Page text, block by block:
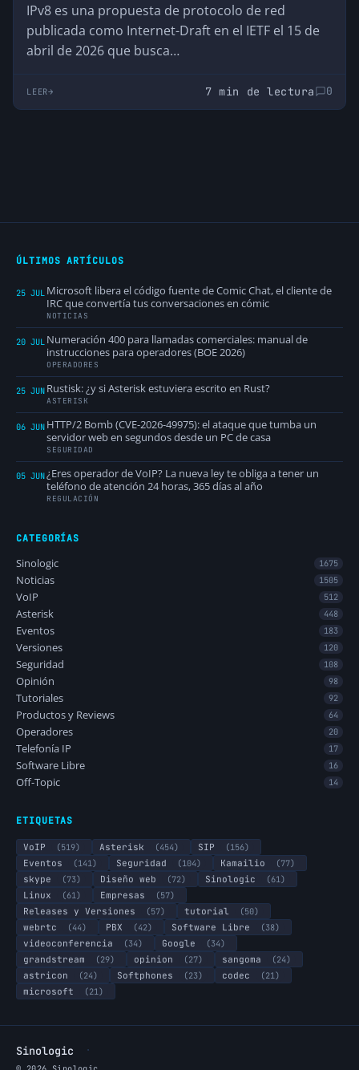
IPv8 es una propuesta de protocolo de red
publicada como Internet-Draft en el IETF el 15 de
abril de 2026 que busca…
LEER 7 min de lectura 0
ÚLTIMOS ARTÍCULOS
25 JUL Microsoft libera el código fuente de Comic Chat, el cliente de
IRC que convertía tus conversaciones en cómic
NOTICIAS
20 JUL Numeración 400 para llamadas comerciales: manual de
instrucciones para operadores (BOE 2026)
OPERADORES
25 JUN Rustisk: ¿y si Asterisk estuviera escrito en Rust?
ASTERISK
06 JUN HTTP/2 Bomb (CVE-2026-49975): el ataque que tumba un
servidor web en segundos desde un PC de casa
SEGURIDAD
05 JUN¿Eres operador de VoIP? La nueva ley te obliga a tener un
teléfono de atención 24 horas, 365 días al año
REGULACIÓN
CATEGORÍAS
Sinologic 1675
Noticias 1505
VoIP 512
Asterisk 448
Eventos 183
Versiones 120
Seguridad 108
Opinión 98
Tutoriales 92
Productos y Reviews 64
Operadores 20
Telefonía IP 17
Software Libre 16
Off-Topic 14
ETIQUETAS
VoIP (519) Asterisk (454) SIP
(156)
Eventos
(141) Seguridad (104) Kamailio
(77)
skype
(73) Diseño web (72) Sinologic
(61)
Linux
(61) Empresas
(57)
Releases y Versiones
(57) tutorial
(50)
webrtc
(44) PBX (42) Software Libre
(38)
videoconferencia
(34) Google
(34)
grandstream
(29) opinion (27) sangoma
(24)
astricon
(24) Softphones (23) codec
(21)
microsoft
(21)
Sinologic ·